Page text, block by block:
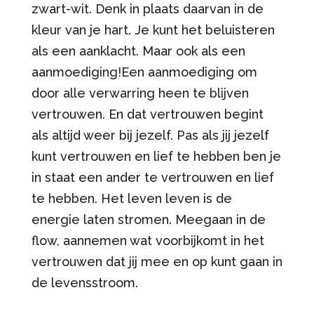
zwart-wit. Denk in plaats daarvan in de
kleur van je hart. Je kunt het beluisteren
als een aanklacht. Maar ook als een
aanmoediging!Een aanmoediging om
door alle verwarring heen te blijven
vertrouwen. En dat vertrouwen begint
als altijd weer bij jezelf. Pas als jij jezelf
kunt vertrouwen en lief te hebben ben je
in staat een ander te vertrouwen en lief
te hebben. Het leven leven is de
energie laten stromen. Meegaan in de
flow, aannemen wat voorbijkomt in het
vertrouwen dat jij mee en op kunt gaan in
de levensstroom.